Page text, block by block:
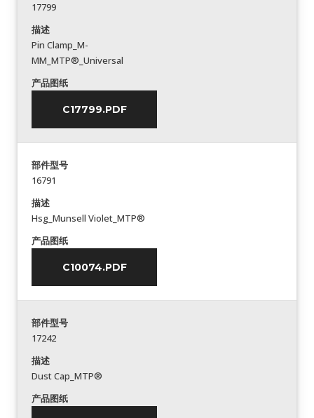
17799
描述
Pin Clamp_M-
MM_MTP®_Universal
产品图纸
C17799.PDF
部件型号
16791
描述
Hsg_Munsell Violet_MTP®
产品图纸
C10074.PDF
部件型号
17242
描述
Dust Cap_MTP®
产品图纸